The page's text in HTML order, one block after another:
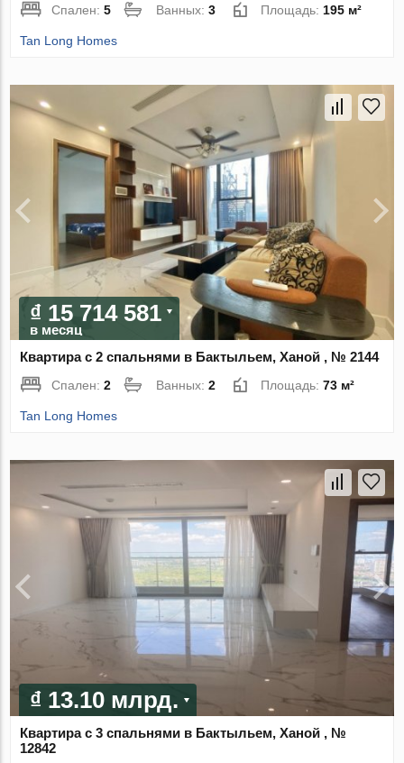
Спален:5 Ванных:3 Площадь: 195 м²
Tan Long Homes
₫ 15 714 581
в месяц
Квартира с 2 спальнями в Бактыльем, Ханой , № 2144
Спален:2 Ванных:2 Площадь:73 м²
Tan Long Homes
₫ 13.10 млрд.
Квартира с 3 спальнями в Бактыльем, Ханой , №
12842